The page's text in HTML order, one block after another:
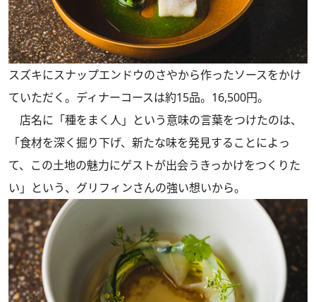
スズキにスナップエンドウのさやから作ったソースをかけ
ていただく。ディナーコースは約15品。16,500円。
店名に「種をまく人」という意味の言葉をつけたのは、
「食材を深く掘り下げ、新たな味を発見することによっ
て、この土地の魅力にゲストが出会うきっかけをつくりた
い」という、グリフィンさんの強い想いから。